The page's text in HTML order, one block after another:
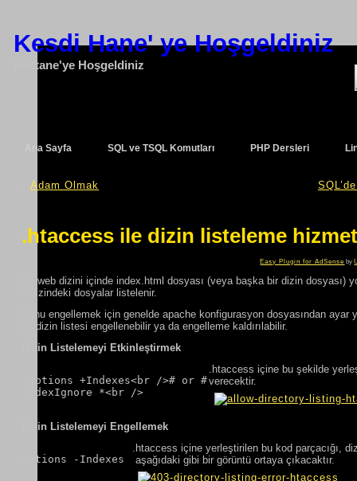
Kesdi Hane' ye Hoşgeldiniz
Kestane'ye Hoşgeldiniz
Ana Sayfa SQL ve TSQL Komutları PHP Dersleri
Adam Olmak
.htaccess ile dizin listeleme
Easy Plugin for AdSense by
Bir web dizini içinde index.html dosyası (veya başka bir dizin dosyası)
o dizindeki dosyalar listelenir.
Bunu engellemek için genelde apache konfigurasyon dosyasından ayar
da dizin listesi engellenebilir ya da engelleme kaldırılabilir.
Dizin Listelemeyi Etkinleştirmek
Options +Indexes<br /># or #
IndexIgnore *<br />
.htaccess içine bu şekilde
verecektir.
Dizin Listelemeyi Engellemek
Options -Indexes
.htaccess içine yerleştirilen bu kod parçacığı,
aşağıdaki gibi bir görüntü ortaya çıkacaktır.